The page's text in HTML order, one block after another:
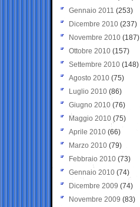
Gennaio 2011 (253)
Dicembre 2010 (237)
Novembre 2010 (187)
Ottobre 2010 (157)
Settembre 2010 (148)
Agosto 2010 (75)
Luglio 2010 (86)
Giugno 2010 (76)
Maggio 2010 (75)
Aprile 2010 (66)
Marzo 2010 (79)
Febbraio 2010 (73)
Gennaio 2010 (74)
Dicembre 2009 (74)
Novembre 2009 (83)